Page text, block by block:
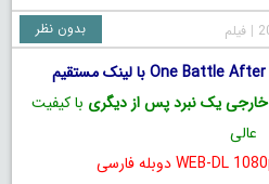
|فیلم بدون نظر
خارجی یک نبرد پس از دیگری با کیفیت
عالی